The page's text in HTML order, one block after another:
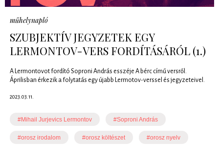
műhelynapló
SZUBJEKTÍV JEGYZETEK EGY
LERMONTOV-VERS FORDÍTÁSÁRÓL (1.)
A Lermontovot fordító Soproni András esszéje A bérc című versről.
Áprilisban érkezik a folytatás egy újabb Lermotov-verssel és jegyzeteivel.
2023.03.11.
#Mihail Jurjevics Lermontov #Soproni András
#orosz irodalom #orosz költészet #orosz nyelv